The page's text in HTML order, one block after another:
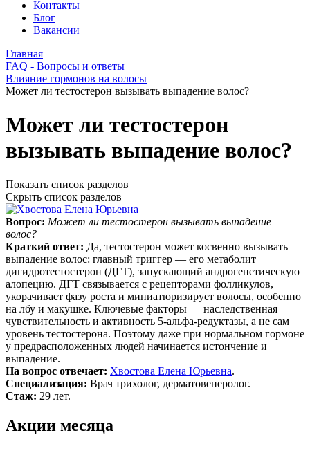
Контакты
Блог
Вакансии
Главная
FAQ - Вопросы и ответы
Влияние гормонов на волосы
Может ли тестостерон вызывать выпадение волос?
Может ли тестостерон
вызывать выпадение волос?
Показать список разделов
Скрыть список разделов
Вопрос: Может ли тестостерон вызывать выпадение
волос?
Краткий ответ: Да, тестостерон может косвенно вызывать
выпадение волос: главный триггер — его метаболит
дигидротестостерон (ДГТ), запускающий андрогенетическую
алопецию. ДГТ связывается с рецепторами фолликулов,
укорачивает фазу роста и миниатюризирует волосы, особенно
на лбу и макушке. Ключевые факторы — наследственная
чувствительность и активность 5-альфа-редуктазы, а не сам
уровень тестостерона. Поэтому даже при нормальном гормоне
у предрасположенных людей начинается истончение и
выпадение.
На вопрос отвечает: Хвостова Елена Юрьевна.
Специализация: Врач трихолог, дерматовенеролог.
Стаж: 29 лет.
Акции месяца